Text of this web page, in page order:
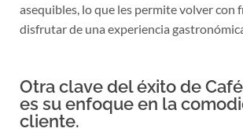
asequibles, lo que les permite volver con
disfrutar de una experiencia
Otra clave del éxito de
es su enfoque en la
cliente.